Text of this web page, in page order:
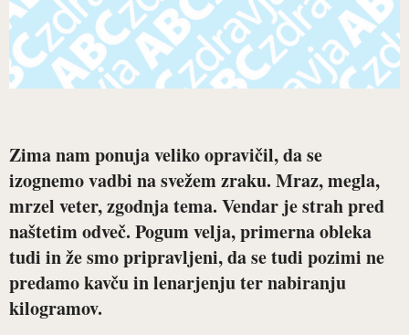
Zima nam ponuja veliko opravičil, da se
izognemo vadbi na svežem zraku. Mraz, megla,
mrzel veter, zgodnja tema. Vendar je strah pred
naštetim odveč. Pogum velja, primerna obleka
tudi in že smo pripravljeni, da se tudi pozimi ne
predamo kavču in lenarjenju ter nabiranju
kilogramov.